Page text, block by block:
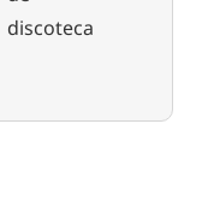
discoteca